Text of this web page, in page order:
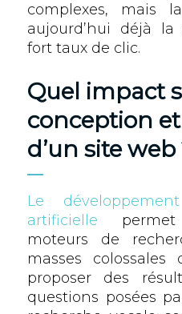
complexes, mais
aujourd’hui déjà
fort taux de clic.
Quel impact
conception
d’un site web
Le
artificielle permet
moteurs de
masses
proposer des
questions posées